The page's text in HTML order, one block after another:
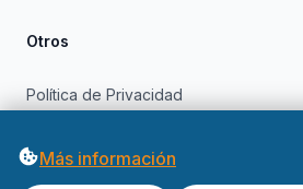
Otros
Política de Privacidad
Más información